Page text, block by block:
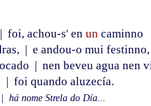
| foi, achou-s' en un caminno
| e andou-o mui festinno,
| nen beveu agua nen
| foi quando aluzecía.
há nome Strela do Día...